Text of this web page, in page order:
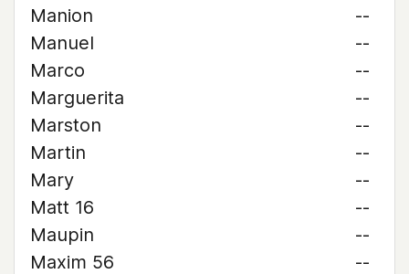
Manion
--
Manuel
--
Marco
--
Marguerita
--
Marston
--
Martin
--
Mary
--
Matt 16
--
Maupin
--
Maxim 56
--